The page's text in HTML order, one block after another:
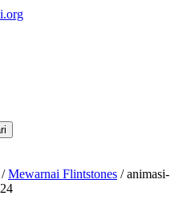
Mewarnai Flintstones / animasi-